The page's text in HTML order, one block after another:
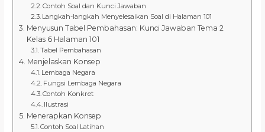
Contoh Soal dan Kunci Jawaban
Langkah-langkah Menyelesaikan Soal di Halaman 101
Menyusun Tabel Pembahasan: Kunci Jawaban Tema 2
Kelas 6 Halaman 101
Tabel Pembahasan
Menjelaskan Konsep
Lembaga Negara
Fungsi Lembaga Negara
Contoh Konkret
Ilustrasi
Menerapkan Konsep
Contoh Soal Latihan